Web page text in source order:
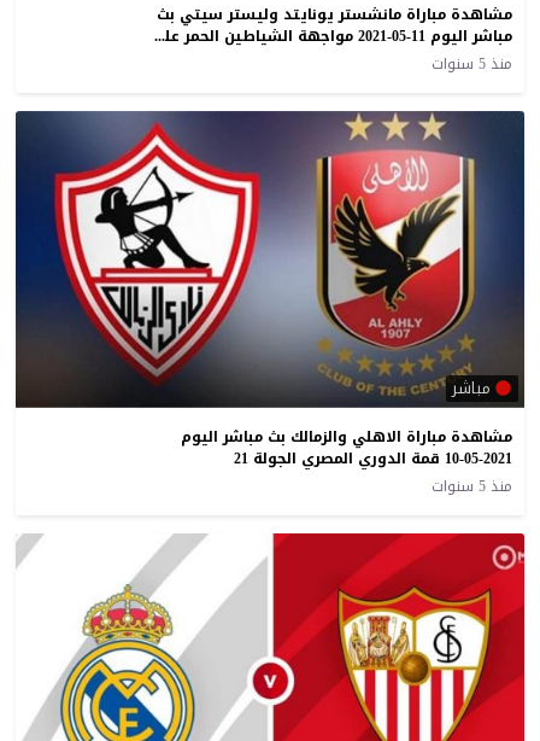
مشاهدة مباراة مانشستر يونايتد وليستر سيتي بث
مباشر اليوم 11-05-2021 مواجهة الشياطين الحمر على الاولد ترافورد
منذ 5 سنوات
مباشر
مشاهدة مباراة الاهلي والزمالك بث مباشر اليوم
10-05-2021 قمة الدوري المصري الجولة 21
منذ 5 سنوات